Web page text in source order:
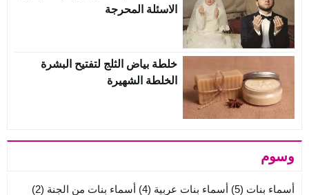
الاسئلة المحرجة
خلطة بياض الثلج لتفتيح البشرة
الخلطة الشهيرة
وسوم
أسماء بنات (5) أسماء بنات عربية (4) أسماء بنات من الجنة (2)